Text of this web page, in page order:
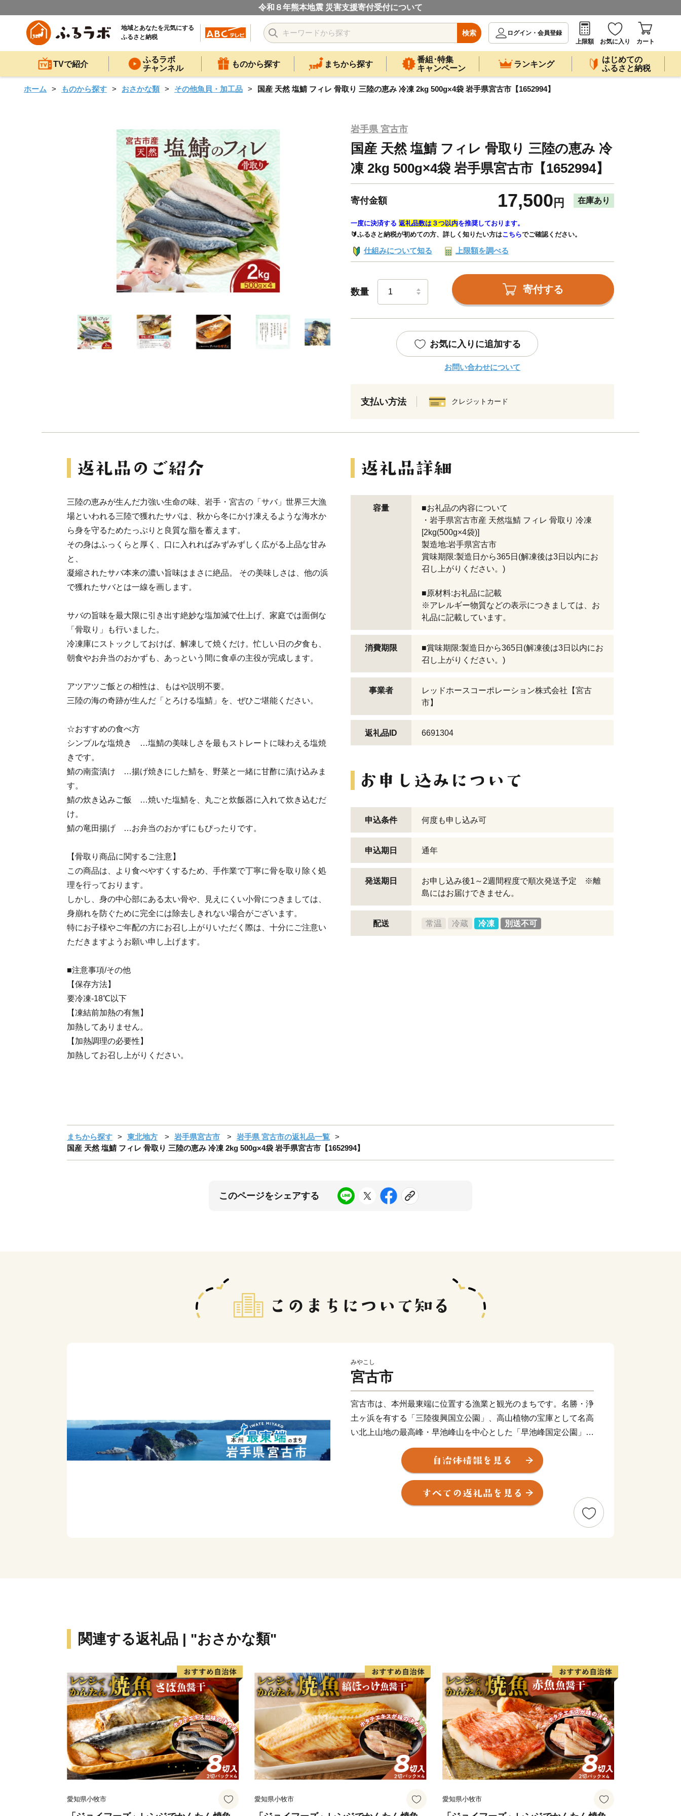
令和８年熊本地震 災害支援寄付受付について
地域とあなたを元気にする
ふるさと納税
検索
ログイン・会員登録
上限額
お気に入り カート
TVで紹介
ふるラボ
チャンネル
ものから探す まちから探す
番組･特集
キャンペーン
ランキング
はじめての
ふるさと納税
ホーム ものから探す おさかな類 その他魚貝・加工品 国産 天然 塩鯖 フィレ 骨取り 三陸の恵み 冷凍 2kg 500g×4袋 岩手県宮古市【1652994】
岩手県 宮古市
国産 天然 塩鯖 フィレ 骨取り 三陸の恵み 冷
凍 2kg 500g×4袋 岩手県宮古市【1652994】
寄付金額 17,500 円 在庫あり
一度に決済する 返礼品数は３つ以内を推奨しております。
🔰ふるさと納税が初めての方、詳しく知りたい方はこちらでご確認ください。
仕組みについて知る 上限額を調べる
数量 寄付する
お気に入りに追加する
お問い合わせについて
支払い方法 クレジットカード
三陸の恵みが生んだ力強い生命の味、岩手・宮古の「サバ」世界三大漁
場といわれる三陸で獲れたサバは、秋から冬にかけ凍えるような海水か
ら身を守るためたっぷりと良質な脂を蓄えます。
その身はふっくらと厚く、口に入れればみずみずしく広がる上品な甘み
と、
凝縮されたサバ本来の濃い旨味はまさに絶品。 その美味しさは、他の浜
で獲れたサバとは一線を画します。
サバの旨味を最大限に引き出す絶妙な塩加減で仕上げ、家庭では面倒な
「骨取り」も行いました。
冷凍庫にストックしておけば、解凍して焼くだけ。忙しい日の夕食も、
朝食やお弁当のおかずも、あっという間に食卓の主役が完成します。
アツアツご飯との相性は、もはや説明不要。
三陸の海の奇跡が生んだ「とろける塩鯖」を、ぜひご堪能ください。
☆おすすめの食べ方
シンプルな塩焼き …塩鯖の美味しさを最もストレートに味わえる塩焼
きです。
鯖の南蛮漬け …揚げ焼きにした鯖を、野菜と一緒に甘酢に漬け込みま
す。
鯖の炊き込みご飯 …焼いた塩鯖を、丸ごと炊飯器に入れて炊き込むだ
け。
鯖の竜田揚げ …お弁当のおかずにもぴったりです。
【骨取り商品に関するご注意】
この商品は、より食べやすくするため、手作業で丁寧に骨を取り除く処
理を行っております。
しかし、身の中心部にある太い骨や、見えにくい小骨につきましては、
身崩れを防ぐために完全には除去しきれない場合がございます。
特にお子様やご年配の方にお召し上がりいただく際は、十分にご注意い
ただきますようお願い申し上げます。
■注意事項/その他
【保存方法】
要冷凍-18℃以下
【凍結前加熱の有無】
加熱してありません。
【加熱調理の必要性】
加熱してお召し上がりください。
容量
■お礼品の内容について
・岩手県宮古市産 天然塩鯖 フィレ 骨取り 冷凍
[2kg(500g×4袋)]
製造地:岩手県宮古市
賞味期限:製造日から365日(解凍後は3日以内にお
召し上がりください。)
■原材料:お礼品に記載
※アレルギー物質などの表示につきましては、お
礼品に記載しています。
消費期限
■賞味期限:製造日から365日(解凍後は3日以内にお
召し上がりください。)
事業者
レッドホースコーポレーション株式会社【宮古
市】
返礼品ID 6691304
申込条件 何度も申し込み可
申込期日 通年
発送期日
お申し込み後1～2週間程度で順次発送予定 ※離
島にはお届けできません。
配送 常温 冷蔵 冷凍 別送不可
まちから探す 東北地方 岩手県宮古市
岩手県 宮古市の返礼品一覧
国産 天然 塩鯖 フィレ 骨取り 三陸の恵み 冷凍 2kg 500g×4袋 岩手県宮古市【1652994】
このページをシェアする
みやこし
宮古市
宮古市は、本州最東端に位置する漁業と観光のまちです。名勝・浄
土ヶ浜を有する「三陸復興国立公園」、高山植物の宝庫として名高
い北上山地の最高峰・早池峰山を中心とした「早池峰国定公園」を
はじめ、豊かな自然に恵まれています。
また、当市を含む三陸地域は、平成25年9月に「三陸ジオパーク」
として、地球や大地の成り立ちを知ることのできる日本ジオパーク
に認定されています。
平成23年3月11日に発生した東日本大震災では、大津波により当市
の多くの尊い命、貴重な財産が奪われました。以来、全国の皆様か
□ワンストップ特例申請書の送付先
〒134-8691
日本郵便株式会社葛西郵便局私書箱第39号AT
岩手県宮古市ワンストップ特例申請窓口 行
---------------------------------------------------------
■寄付お申し込み後のお問い合わせ先
ふるさと納税サポートセンター
〇電話：0570-015-482
※平日10時～17時（祝祭日・特定休業期間を除く）
関連する返礼品 | "おさかな類"
愛知県小牧市 愛知県小牧市 愛知県小牧市